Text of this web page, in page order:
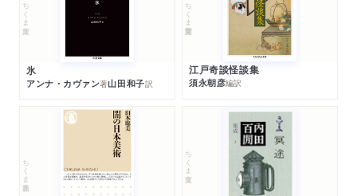
ちくま文庫
氷
アンナ・カヴァン著山田和子訳
ちくま学芸文庫
江戸奇談怪談集
須永朝彦編訳
ちくま新書 ちくま文庫